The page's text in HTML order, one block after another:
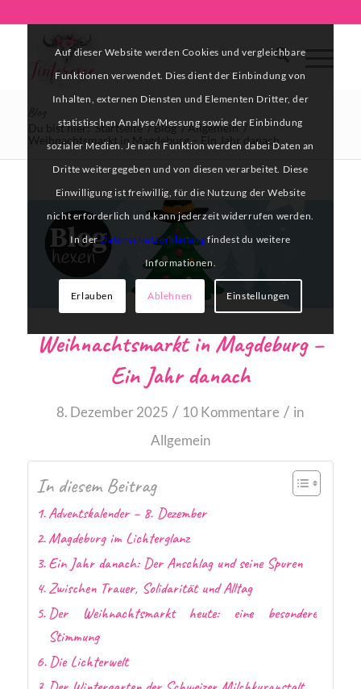
Du bist hier: Startseite /Blog /Allgemein /
Weihnachtsmarkt in Magdeburg – Ein Jahr danach
Weihnachtsmarkt in Magdeburg –
Ein Jahr danach
8. Dezember 2025 / 10 Kommentare / in
Allgemein
In diesem Beitrag
Adventskalender – 8. Dezember
Magdeburg im Lichterglanz
Ein Jahr danach: Der Anschlag und seine Spuren
Zwischen Trauer, Solidarität und Alltag
Der Weihnachtsmarkt heute: eine besondere
Stimmung
Die Lichterwelt
sagt:
Auf dieser Website werden Cookies und vergleichbare
Funktionen verwendet. Dies dient der Einbindung von
Inhalten, externen Diensten und Elementen Dritter, der
statistischen Analyse/Messung sowie der Einbindung
sozialer Medien. Je nach Funktion werden dabei Daten an
Dritte weitergegeben und von diesen verarbeitet. Diese
Einwilligung ist freiwillig, für die Nutzung der Website
nicht erforderlich und kann jederzeit widerrufen werden.
In derDatenschutzerklärung findest du weitere
Informationen.
Erlauben Ablehnen Einstellungen